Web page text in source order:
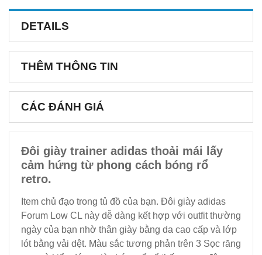
DETAILS
THÊM THÔNG TIN
CÁC ĐÁNH GIÁ
Đôi giày trainer adidas thoải mái lấy
cảm hứng từ phong cách bóng rổ
retro.
Item chủ đạo trong tủ đồ của bạn. Đôi giày adidas
Forum Low CL này dễ dàng kết hợp với outfit thường
ngày của bạn nhờ thân giày bằng da cao cấp và lớp
lót bằng vải dệt. Màu sắc tương phản trên 3 Sọc răng